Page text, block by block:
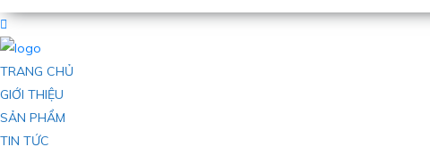
TRANG CHỦ
GIỚI THIỆU
SẢN PHẨM
TIN TỨC